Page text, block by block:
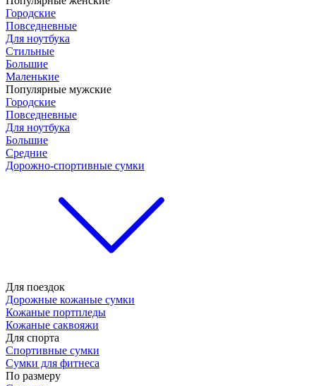
Городские
Повседневные
Для ноутбука
Стильные
Большие
Маленькие
Популярные мужские
Городские
Повседневные
Для ноутбука
Большие
Средние
Дорожно-спортивные сумки
Для поездок
Дорожные кожаные сумки
Кожаные портпледы
Кожаные саквояжи
Для спорта
Спортивные сумки
Сумки для фитнеса
По размеру